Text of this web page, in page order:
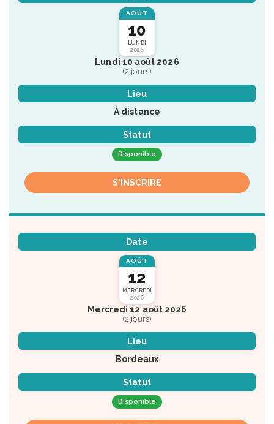
AOÛT
10
LUNDI
2026
Lundi 10 août 2026
(2 jours)
Lieu
À distance
Statut
Disponible
S'INSCRIRE
Date
AOÛT
12
MERCREDI
2026
Mercredi 12 août 2026
(2 jours)
Lieu
Bordeaux
Statut
Disponible